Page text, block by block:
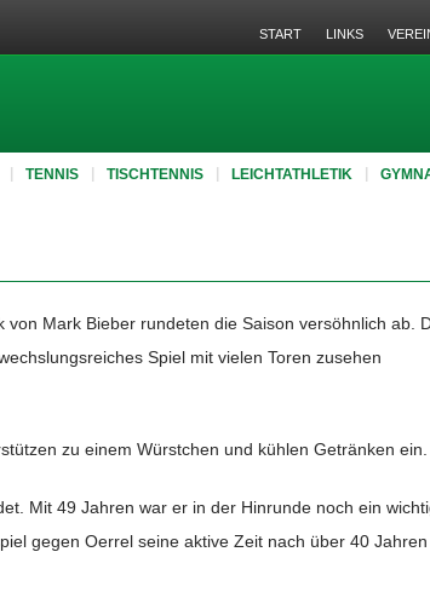
TENNIS TISCHTENNIS LEICHTATHLETIK
START LINKS
Mark Bieber rundeten die Saison versöhnlich ab.
Spiel mit vielen Toren zusehen
zu einem Würstchen und kühlen Getränken ein.
Mit 49 Jahren war er in der Hinrunde noch ein
gegen Oerrel seine aktive Zeit nach über 40 Jahren